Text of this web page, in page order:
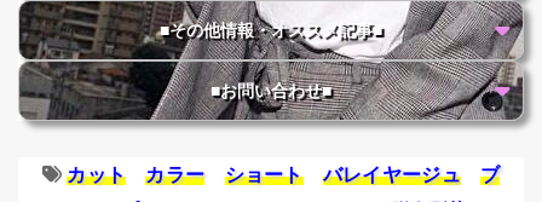
■その他情報・オススメ記事■
■お問い合わせ■
カット カラー ショート バレイヤージュ
ブ